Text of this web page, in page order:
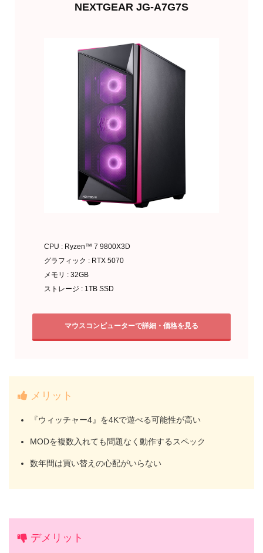
NEXTGEAR JG-A7G7S
CPU : Ryzen™ 7 9800X3D
グラフィック : RTX 5070
メモリ : 32GB
ストレージ : 1TB SSD
マウスコンピューターで詳細・価格を見る
メリット
『ウィッチャー4』を4Kで遊べる可能性が高い
MODを複数入れても問題なく動作するスペック
数年間は買い替えの心配がいらない
デメリット